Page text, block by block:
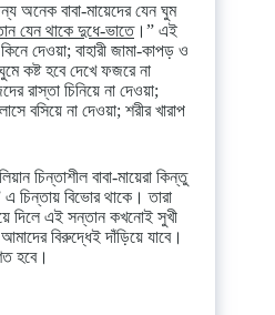
অনেক বাবা-মায়েদের যেন ঘুম
যেন থাকে দুধে-ভাতে।” এই
দেওয়া; বাহারী জামা-কাপড় ও
কষ্ট হবে দেখে ফজরে না
রাস্তা চিনিয়ে না দেওয়া;
বসিয়ে না দেওয়া; শরীর খারাপ
চিন্তাশীল বাবা-মায়েরা কিন্তু
চিন্তায় বিভোর থাকে। তারা
দিলে এই সন্তান কখনোই সুখী
বিরুদ্ধেই দাঁড়িয়ে যাবে।
হবে।